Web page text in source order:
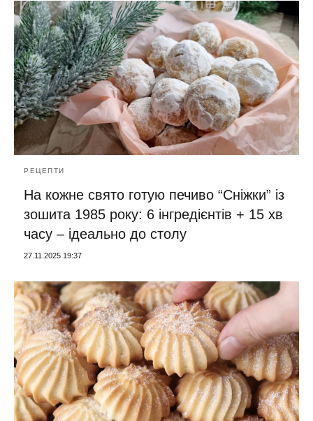
РЕЦЕПТИ
На кожне свято готую печиво “Сніжки” із
зошита 1985 року: 6 інгредієнтів + 15 хв
часу – ідеально до столу
27.11.2025 19:37